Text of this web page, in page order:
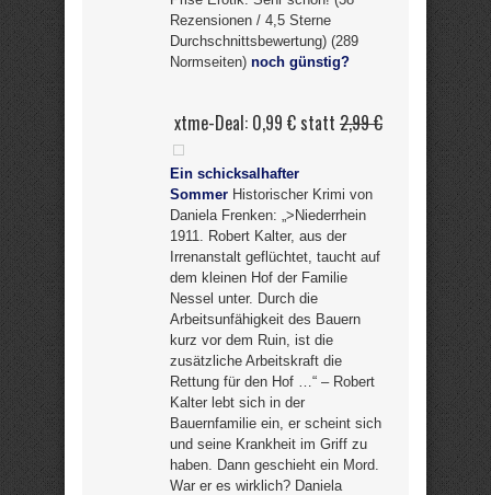
Rezensionen / 4,5 Sterne
Durchschnittsbewertung) (289
Normseiten) noch günstig?
xtme-Deal: 0,99 € statt 2,99 €
Ein schicksalhafter
Sommer Historischer Krimi von
Daniela Frenken: „>Niederrhein
1911. Robert Kalter, aus der
Irrenanstalt geflüchtet, taucht auf
dem kleinen Hof der Familie
Nessel unter. Durch die
Arbeitsunfähigkeit des Bauern
kurz vor dem Ruin, ist die
zusätzliche Arbeitskraft die
Rettung für den Hof …“ – Robert
Kalter lebt sich in der
Bauernfamilie ein, er scheint sich
und seine Krankheit im Griff zu
haben. Dann geschieht ein Mord.
War er es wirklich? Daniela